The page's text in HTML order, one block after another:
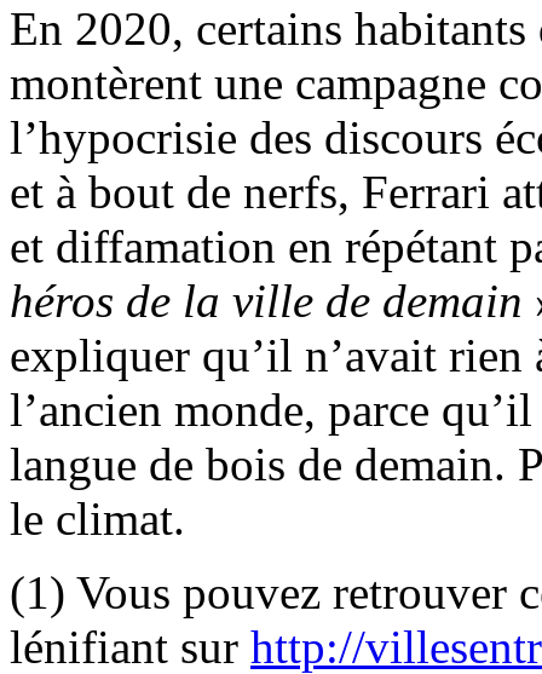
En 2020, certains
montèrent une campagne
l’hypocrisie des discours
et à bout de nerfs, Ferrari
et diffamation en répétant
héros de la ville de demain
expliquer qu’il n’avait rien
l’ancien monde, parce
langue de bois de demain.
le climat.
(1) Vous pouvez retrouver
lénifiant sur http://